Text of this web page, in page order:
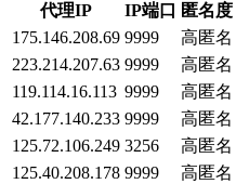
代理IP
IP端口 匿名度
175.146.208.69 9999 高匿名
223.214.207.63 9999 高匿名
119.114.16.113 9999 高匿名
42.177.140.233 9999 高匿名
125.72.106.249 3256 高匿名
125.40.208.178 9999 高匿名